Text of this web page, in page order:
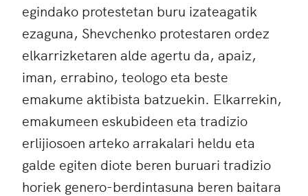
egindako protestetan buru izateagatik
ezaguna, Shevchenko protestaren ordez
elkarrizketaren alde agertu da, apaiz,
iman, errabino, teologo eta beste
emakume aktibista batzuekin. Elkarrekin,
emakumeen eskubideen eta tradizio
erlijiosoen arteko arrakalari heldu eta
galde egiten diote beren buruari tradizio
horiek genero-berdintasuna beren baitara